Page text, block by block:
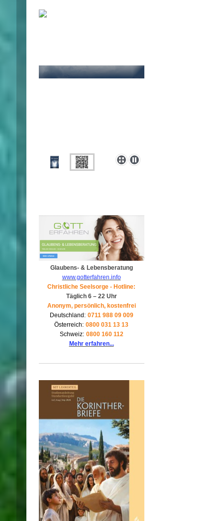
Glaubens- & Lebensberatung
www.gotterfahren.info
Christliche Seelsorge - Hotline:
Täglich 6 – 22 Uhr
Anonym, persönlich, kostenfrei
Deutschland: 0711 988 09 009
Österreich: 0800 031 13 13
Schweiz: 0800 160 112
Mehr erfahren...